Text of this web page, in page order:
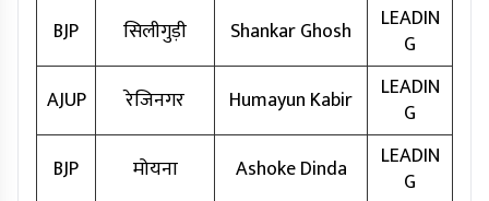
BJP
सिलीगुड़ी Shankar Ghosh
LEADIN
G
AJUP
रेजिनगर Humayun Kabir
LEADIN
G
BJP
मोयना Ashoke Dinda
LEADIN
G